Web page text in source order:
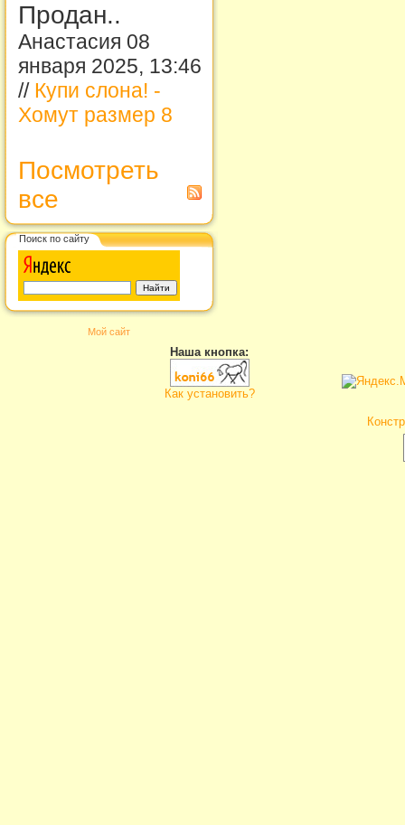
Продан..
Анастасия 08
января 2025, 13:46
// Купи слона! -
Хомут размер 8
Посмотреть
все
Поиск по сайту
Мой сайт
Наша кнопка:
Как установить?